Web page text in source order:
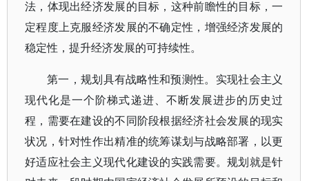
法，体现出经济发展的目标，这种前瞻性的目标，一
定程度上克服经济发展的不确定性，增强经济发展的
稳定性，提升经济发展的可持续性。
第一，规划具有战略性和预测性。实现社会主义
现代化是一个阶梯式递进、不断发展进步的历史过
程，需要在建设的不同阶段根据经济社会发展的现实
状况，针对性作出精准的统筹谋划与战略部署，以更
好适应社会主义现代化建设的实践需要。规划就是针